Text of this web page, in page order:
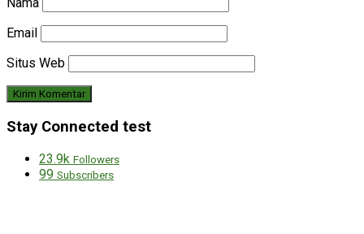
Nama
Email
Situs Web
Stay Connected test
23.9k Followers
99 Subscribers